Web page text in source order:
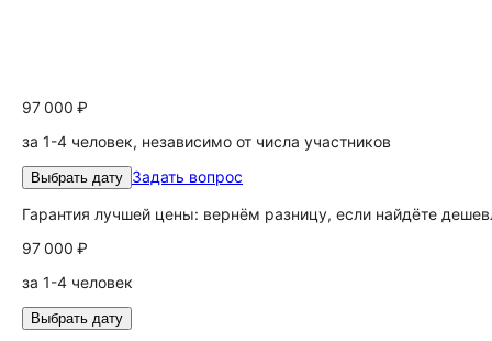
97 000 ₽
за 1-4 человек, независимо от числа участников
Выбрать дату Задать вопрос
Гарантия лучшей цены: вернём разницу, если найдёте
97 000 ₽
за 1-4 человек
Выбрать дату